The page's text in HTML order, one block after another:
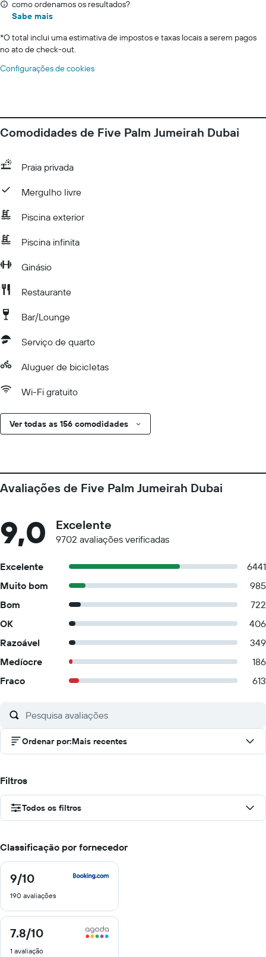
como ordenamos os resultados?
Sabe mais
*O total inclui uma estimativa de impostos e taxas locais a serem pagos
no ato de check-out.
Configurações de cookies
Comodidades de Five Palm Jumeirah Dubai
Praia privada
Mergulho livre
Piscina exterior
Piscina infinita
Ginásio
Restaurante
Bar/Lounge
Serviço de quarto
Aluguer de bicicletas
Wi-Fi gratuito
Ver todas as 156 comodidades
Avaliações de Five Palm Jumeirah Dubai
9,0 Excelente
9702 avaliações verificadas
Excelente
6441
Muito bom
985
Bom
722
OK
406
Razoável
349
Medíocre
186
Fraco
613
Ordenar por:Mais recentes
Filtros
Todos os filtros
Classificação por fornecedor
9/10
9
de
10
190 avaliações
7.8/10
7.8
10
1 avaliação